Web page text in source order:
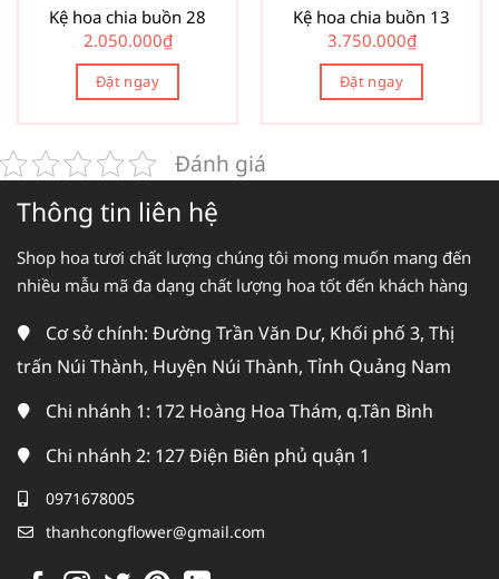
Kệ hoa chia buồn 28
2.050.000₫
Đặt ngay
Kệ hoa chia buồn 13
3.750.000₫
Đặt ngay
Đánh giá
Thông tin liên hệ
Shop hoa tươi chất lượng chúng tôi mong muốn mang đến
nhiều mẫu mã đa dạng chất lượng hoa tốt đến khách hàng
Cơ sở chính: Đường Trần Văn Dư, Khối phố 3, Thị
trấn Núi Thành, Huyện Núi Thành, Tỉnh Quảng Nam
Chi nhánh 1: 172 Hoàng Hoa Thám, q.Tân Bình
Chi nhánh 2: 127 Điện Biên phủ quận 1
0971678005
thanhcongflower@gmail.com